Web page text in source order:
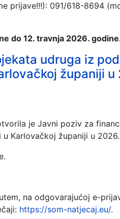
prijave!!!): 091/618-8694
do 12. travnja 2026.
udruga iz
županiji u
je Javni poziv za
Karlovačkoj županiji u
na odgovarajućoj e-
https://som-natjecaj.eu/.